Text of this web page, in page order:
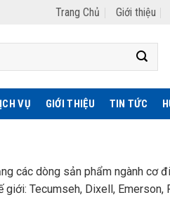
Trang Chủ Giới thiệu
VỤ GIỚI THIỆU TIN TỨC
các dòng sản phẩm ngành cơ
Tecumseh, Dixell, Emerson,